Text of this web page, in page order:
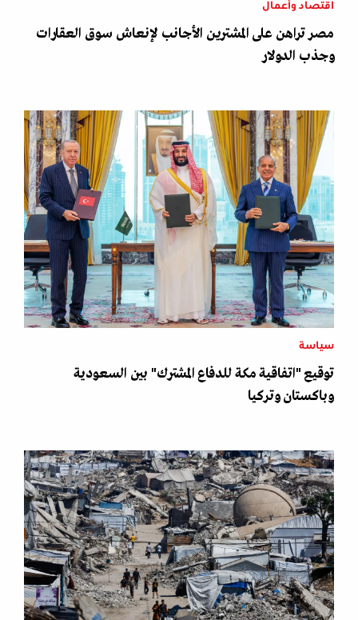
اقتصاد وأعمال
مصر تراهن على المشترين الأجانب لإنعاش سوق العقارات
وجذب الدولار
سياسة
توقيع "اتفاقية مكة للدفاع المشترك" بين السعودية
وباكستان وتركيا